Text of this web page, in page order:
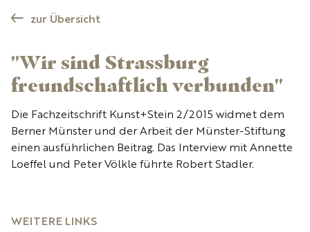
zur Übersicht
"Wir sind Strassburg
freundschaftlich verbunden"
Die Fachzeitschrift Kunst+Stein 2/2015 widmet dem
Berner Münster und der Arbeit der Münster-Stiftung
einen ausführlichen Beitrag. Das Interview mit Annette
Loeffel und Peter Völkle führte Robert Stadler.
WEITERE LINKS